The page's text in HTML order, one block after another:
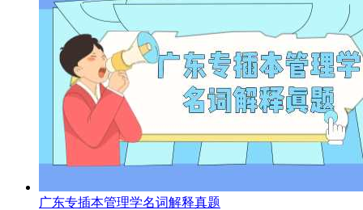
广东专插本管理学名词解释真题